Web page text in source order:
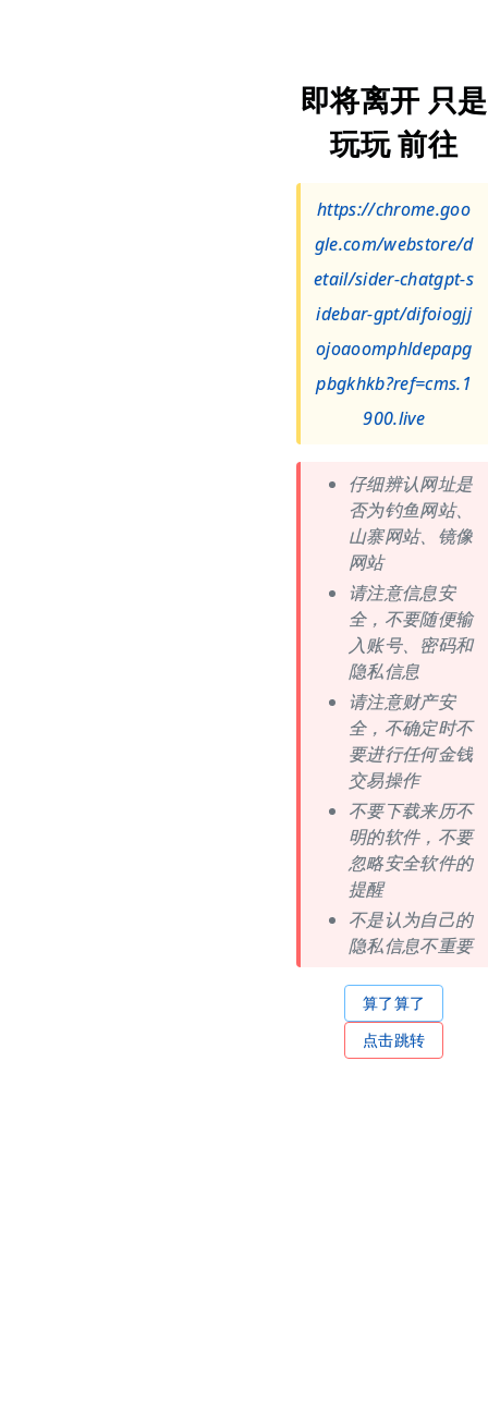
即将离开 只是
玩玩 前往
https://chrome.goo
gle.com/webstore/d
etail/sider-chatgpt-s
idebar-gpt/difoiogjj
ojoaoomphldepapg
pbgkhkb?ref=cms.1
900.live
仔细辨认网址是
否为钓鱼网站、
山寨网站、镜像
网站
请注意信息安
全，不要随便输
入账号、密码和
隐私信息
请注意财产安
全，不确定时不
要进行任何金钱
交易操作
不要下载来历不
明的软件，不要
忽略安全软件的
提醒
不是认为自己的
隐私信息不重要
算了算了
点击跳转